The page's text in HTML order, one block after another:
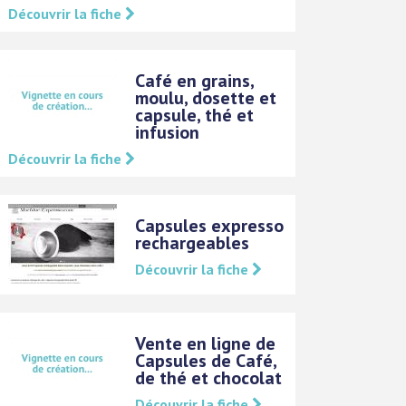
Découvrir la fiche
Café en grains,
moulu, dosette et
capsule, thé et
infusion
Découvrir la fiche
Capsules expresso
rechargeables
Découvrir la fiche
Vente en ligne de
Capsules de Café,
de thé et chocolat